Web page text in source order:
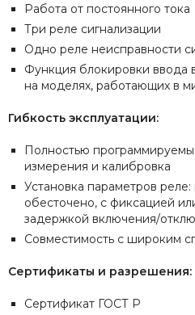
Работа от постоянного тока
Три реле сигнализации
Одно реле неисправности
Функция блокировки ввода
на моделях, работающих в
Гибкость эксплуатации:
Полностью
измерения и калибровка
Установка параметров
обесточено, с фиксацией
задержкой включения/
Совместимость с широким
Сертификаты и разрешения:
Сертификат ГОСТ Р